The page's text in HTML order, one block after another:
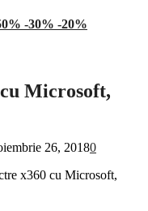
-30% -20%
Microsoft,
26, 20180